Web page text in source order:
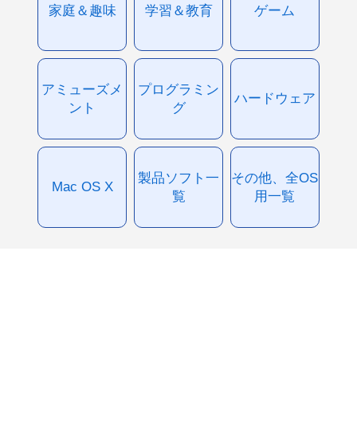
家庭＆趣味 学習＆教育 ゲーム
アミューズメ
ント
プログラミン
グ
ハードウェア
Mac OS X
製品ソフト一
覧
その他、全OS
用一覧